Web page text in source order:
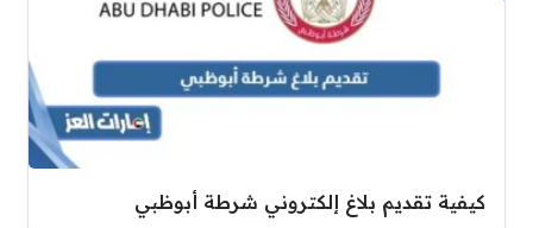
كيفية تقديم بلاغ إلكتروني شرطة أبوظبي